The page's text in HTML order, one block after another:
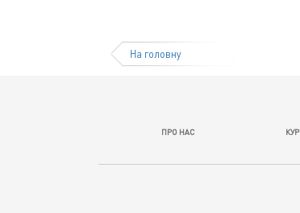
На головну
ПРО НАС